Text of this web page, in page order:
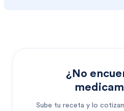
¿No
Sube tu receta y lo